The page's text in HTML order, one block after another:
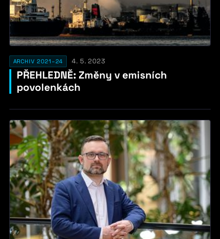
ARCHIV 2021–24 4. 5. 2023
PŘEHLEDNĚ: Změny v emisních
povolenkách